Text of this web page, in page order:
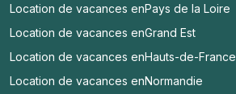
Location de vacances enPays de la Loire
Location de vacances enGrand Est
Location de vacances enHauts-de-France
Location de vacances enNormandie